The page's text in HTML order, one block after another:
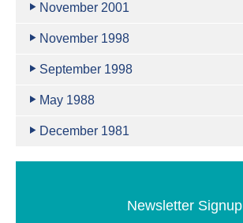
November 2001
November 1998
September 1998
May 1988
December 1981
Newsletter Signup